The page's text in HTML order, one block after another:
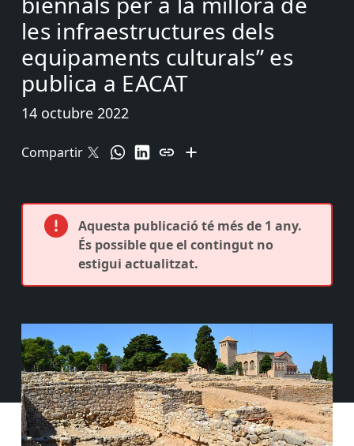
les infraestructures dels
equipaments culturals” es
publica a EACAT
14 octubre 2022
Compartir
Aquesta publicació té més de 1 any.
És possible que el contingut no
estigui actualitzat.